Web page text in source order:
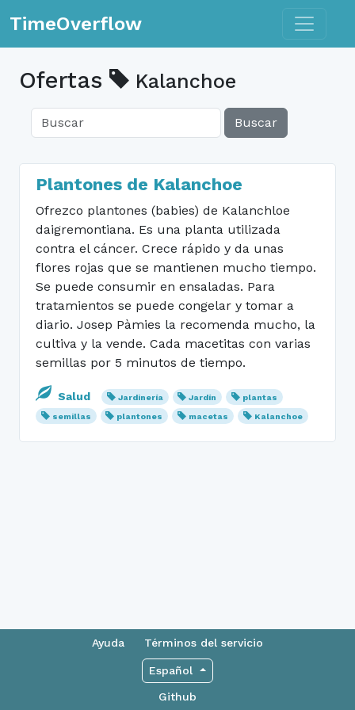
TimeOverflow Toggle
Ofertas Kalanchoe
Buscar
Plantones de Kalanchoe
Ofrezco plantones (babies) de Kalanchloe
daigremontiana. Es una planta utilizada
contra el cáncer. Crece rápido y da unas
flores rojas que se mantienen mucho tiempo.
Se puede consumir en ensaladas. Para
tratamientos se puede congelar y tomar a
diario. Josep Pàmies la recomenda mucho, la
cultiva y la vende. Cada macetitas con varias
semillas por 5 minutos de tiempo.
Salud Jardinería Jardín
plantas
semillas
plantones macetas Kalanchoe
Ayuda Términos del servicio
Español
Github